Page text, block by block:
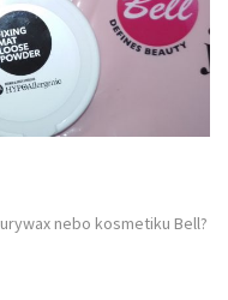
nebo kosmetiku Bell?